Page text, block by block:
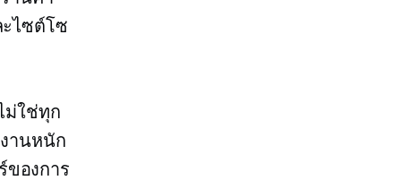
ไซต์โซ
ม่ใช่ทุก
านหนัก
องการ